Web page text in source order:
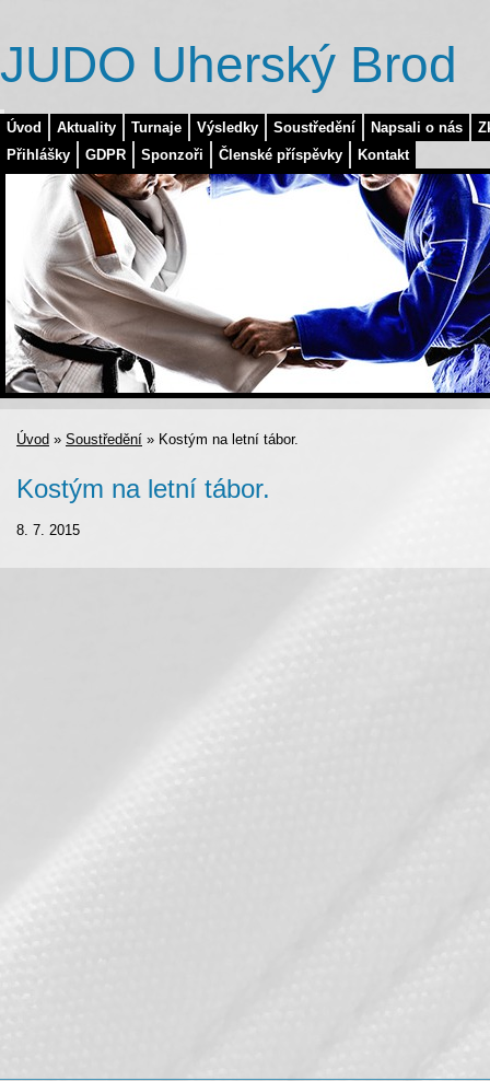
Úvod Aktuality Turnaje Výsledky Soustředění Napsali o nás
Přihlášky
GDPR Sponzoři Členské příspěvky Kontakt
JUDO Uherský Brod
Úvod » Soustředění » Kostým na letní tábor.
Kostým na letní tábor.
8. 7. 2015